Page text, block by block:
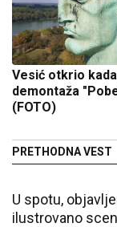
Vesić otkrio
demontaža
(FOTO)
PRETHODNA VEST
U spotu,
ilustrovano